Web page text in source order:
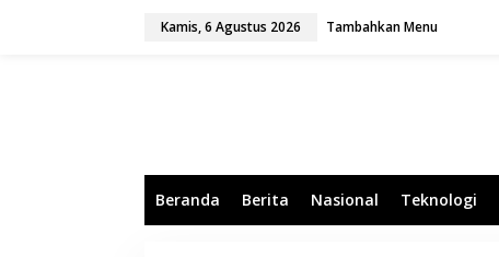
Kamis, 6 Agustus 2026 Tambahkan Menu
Beranda Berita Nasional Teknologi